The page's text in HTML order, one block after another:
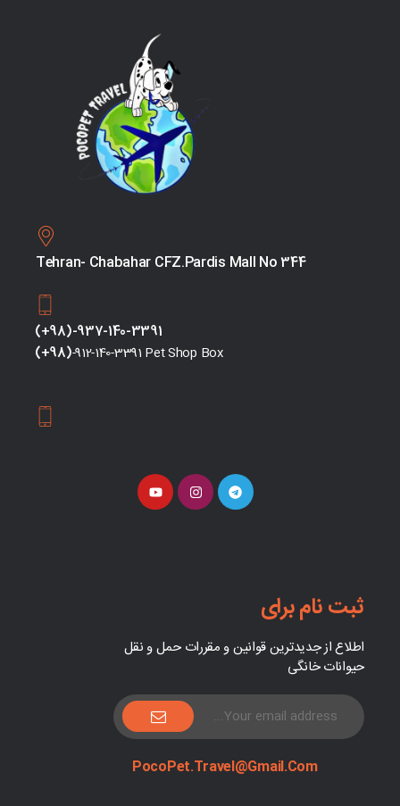
Tehran- Chabahar CFZ.Pardis Mall No 344
(+98)-937-140-3391
(+98)-912-140-3391 Pet Shop Box
ثبت نام برای
اطلاع از جدیدترین قوانین و مقررات حمل و نقل
حیوانات خانگی
PocoPet.Travel@Gmail.com